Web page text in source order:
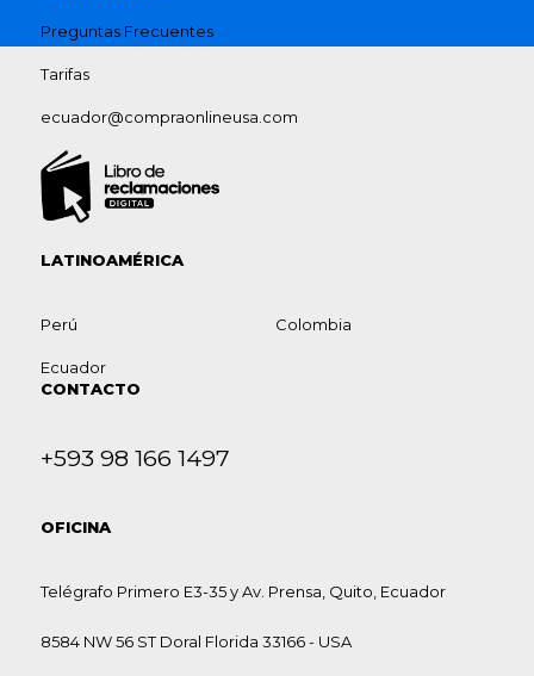
Preguntas Frecuentes
Tarifas
ecuador@compraonlineusa.com
LATINOAMÉRICA
Perú
Ecuador
Colombia
CONTACTO
+593 98 166 1497
OFICINA
Telégrafo Primero E3-35 y Av. Prensa, Quito, Ecuador
8584 NW 56 ST Doral Florida 33166 - USA